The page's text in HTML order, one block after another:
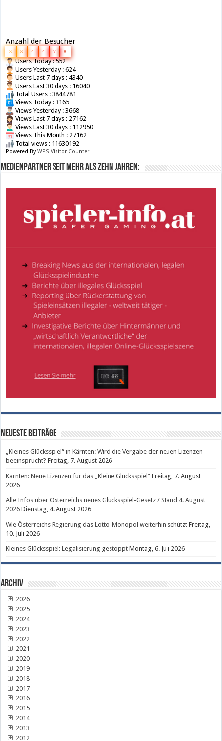
Anzahl der Besucher
3 8 4 4 7 8
Users Today : 552
Users Yesterday : 624
Users Last 7 days : 4340
Users Last 30 days : 16040
Total Users : 3844781
Views Today : 3165
Views Yesterday : 3668
Views Last 7 days : 27162
Views Last 30 days : 112950
Views This Month : 27162
Total views : 11630192
Powered ByWPS Visitor Counter
Medienpartner seit mehr als zehn Jahren:
Neueste Beiträge
„Kleines Glücksspiel“ in Kärnten: Wird die Vergabe der neuen Lizenzen
beeinsprucht? Freitag, 7. August 2026
Kärnten: Neue Lizenzen für das „Kleine Glücksspiel“ Freitag, 7. August
2026
Alle Infos über Österreichs neues Glücksspiel-Gesetz / Stand 4. August
2026 Dienstag, 4. August 2026
Wie Österreichs Regierung das Lotto-Monopol weiterhin schützt Freitag,
10. Juli 2026
Kleines Glücksspiel: Legalisierung gestoppt Montag, 6. Juli 2026
Archiv
2026
2025
2024
2023
2022
2021
2020
2019
2018
2017
2016
2015
2014
2013
2012